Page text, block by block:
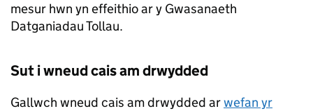
mesur hwn yn effeithio ar y Gwasanaeth
Datganiadau Tollau.
Sut i wneud cais am drwydded
Gallwch wneud cais am drwydded arwefan yr